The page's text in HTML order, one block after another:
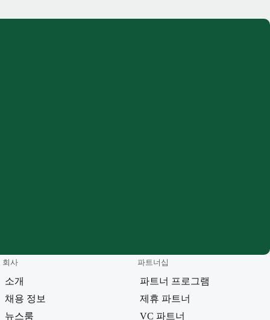
회사
소개
채용 정보
뉴스룸
파트너십
파트너 프로그램
제휴 파트너
VC 파트너